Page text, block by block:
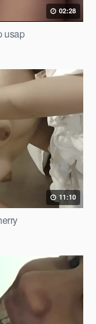
02:28
usap
11:10